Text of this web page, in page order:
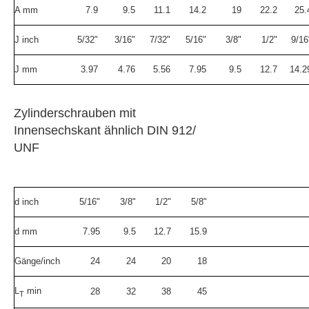
A mm 7.9 9.5 11.1 14.2 19 22.2
J inch 5/32" 3/16" 7/32" 5/16" 3/8" 1/2" 9/
J mm 3.97 4.76 5.56 7.95 9.5 12.7
Zylinderschrauben mit
Innensechskant ähnlich DIN 912/
UNF
d inch 5/16" 3/8" 1/2" 5/8"
d mm 7.95 9.5 12.7 15.9
Gänge/inch 24 24 20 18
L T min 28 32 38 45